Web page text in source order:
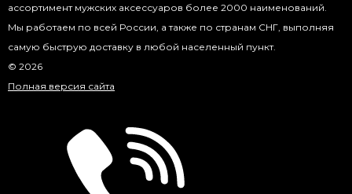
ассортимент мужских аксессуаров более 2000 наименований.
Мы работаем по всей России, а также по странам СНГ, выполняя
самую быструю доставку в любой населенный пункт.
© 2026
Полная версия сайта